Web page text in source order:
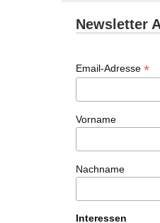
Newsletter
Email-Adresse *
Vorname
Nachname
Interessen